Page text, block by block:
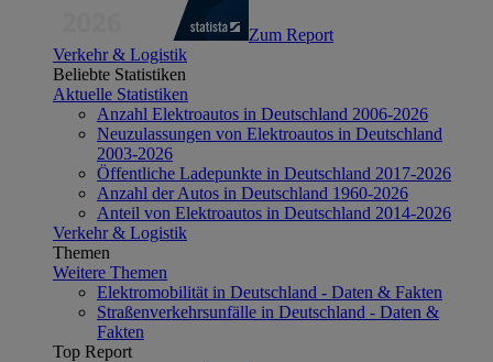
Zum Report
Verkehr & Logistik
Beliebte Statistiken
Aktuelle Statistiken
Anzahl Elektroautos in Deutschland 2006-2026
Neuzulassungen von Elektroautos in Deutschland
2003-2026
Öffentliche Ladepunkte in Deutschland 2017-2026
Anzahl der Autos in Deutschland 1960-2026
Anteil von Elektroautos in Deutschland 2014-2026
Verkehr & Logistik
Themen
Weitere Themen
Elektromobilität in Deutschland - Daten & Fakten
Straßenverkehrsunfälle in Deutschland - Daten &
Fakten
Top Report